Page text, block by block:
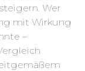
Wer
mit Wirkung
–